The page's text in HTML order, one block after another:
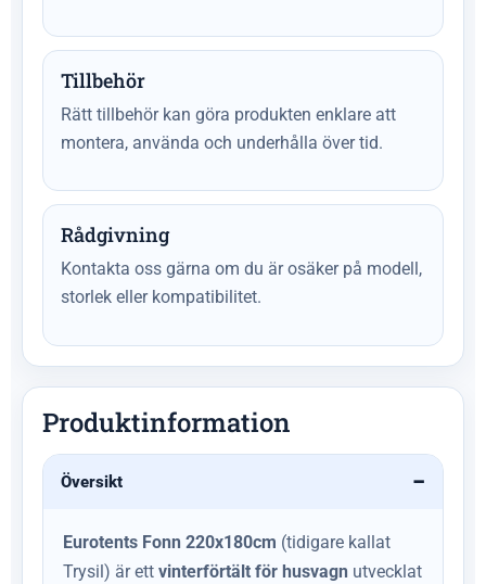
Tillbehör
Rätt tillbehör kan göra produkten enklare att
montera, använda och underhålla över tid.
Rådgivning
Kontakta oss gärna om du är osäker på modell,
storlek eller kompatibilitet.
Produktinformation
Översikt
Eurotents Fonn 220x180cm (tidigare kallat
Trysil) är ett vinterförtält för husvagn utvecklat